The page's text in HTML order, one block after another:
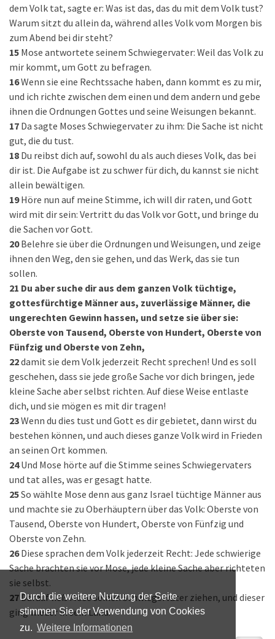
Durch die weitere Nutzung der Seite
stimmen Sie der Verwendung von Cookies
zu. Weitere Informationen
dem Volk tat, sagte er: Was ist das, das du mit dem Volk tust?
Warum sitzt du allein da, während alles Volk vom Morgen bis
zum Abend bei dir steht?
15 Mose antwortete seinem Schwiegervater: Weil das Volk zu
mir kommt, um Gott zu befragen.
16Wenn sie eine Rechtssache haben, dann kommt es zu mir,
und ich richte zwischen dem einen und dem andern und gebe
ihnen die Ordnungen Gottes und seine Weisungen bekannt.
17 Da sagte Moses Schwiegervater zu ihm: Die Sache ist nicht
gut, die du tust.
18 Du reibst dich auf, sowohl du als auch dieses Volk, das bei
dir ist. Die Aufgabe ist zu schwer für dich, du kannst sie nicht
allein bewältigen.
19 Höre nun auf meine Stimme, ich will dir raten, und Gott
wird mit dir sein: Vertritt du das Volk vor Gott, und bringe du
die Sachen vor Gott.
20 Belehre sie über die Ordnungen und Weisungen, und zeige
ihnen den Weg, den sie gehen, und das Werk, das sie tun
sollen.
21 Du aber suche dir aus dem ganzen Volk tüchtige,
gottesfürchtige Männer aus, zuverlässige Männer, die
ungerechten Gewinn hassen, und setze sie über sie:
Oberste von Tausend, Oberste von Hundert, Oberste von
Fünfzig und Oberste von Zehn,
22damit sie dem Volk jederzeit Recht sprechen! Und es soll
geschehen, dass sie jede große Sache vor dich bringen, jede
kleine Sache aber selbst richten. Auf diese Weise entlaste
dich, und sie mögen es mit dir tragen!
23Wenn du dies tust und Gott es dir gebietet, dann wirst du
bestehen können, und auch dieses ganze Volk wird in Frieden
an seinen Ort kommen.
24 Und Mose hörte auf die Stimme seines Schwiegervaters
und tat alles, was er gesagt hatte.
25So wählte Mose denn aus ganz Israel tüchtige Männer aus
und machte sie zu Oberhäuptern über das Volk: Oberste von
Tausend, Oberste von Hundert, Oberste von Fünfzig und
Oberste von Zehn.
26 Diese sprachen dem Volk jederzeit Recht: Jede schwierige
Sache brachten sie vor Mose, jede kleine Sache aber richteten
sie selbst.
27Darauf ließ Mose seinen Schwiegervater ziehen, und dieser
ging wieder in sein Land.